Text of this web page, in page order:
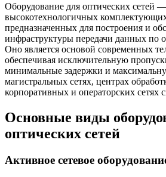
Оборудование для оптических сетей
высокотехнологичных
предназначенных для построения и
инфраструктуры передачи данных по
Оно является основой современных
обеспечивая исключительную
минимальные задержки и
магистральных сетях, центрах
корпоративных и операторских сетях
Основные виды
оптических сетей
Активное сетевое